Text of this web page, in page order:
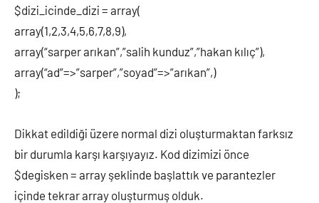
$dizi_icinde_dizi = array(
array(1,2,3,4,5,6,7,8,9),
array(“sarper arıkan”,”salih kunduz”,”hakan kılıç”),
array(“ad”=>”sarper”,”soyad”=>”arıkan”,)
);
Dikkat edildiği üzere normal dizi oluşturmaktan farksız
bir durumla karşı karşıyayız. Kod dizimizi önce
$degisken = array şeklinde başlattık ve parantezler
içinde tekrar array oluşturmuş olduk.